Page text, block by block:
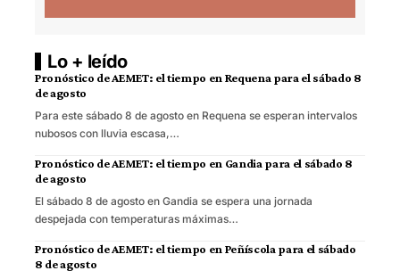
Lo + leído
Pronóstico de AEMET: el tiempo en Requena para el sábado 8
de agosto
Para este sábado 8 de agosto en Requena se esperan intervalos
nubosos con lluvia escasa,…
Pronóstico de AEMET: el tiempo en Gandia para el sábado 8
de agosto
El sábado 8 de agosto en Gandia se espera una jornada
despejada con temperaturas máximas…
Pronóstico de AEMET: el tiempo en Peñíscola para el sábado
8 de agosto